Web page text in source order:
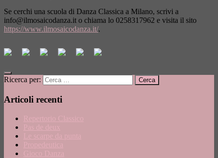
Se cerchi una scuola di Danza Classica a Milano, scrivi a
info@ilmosaicodanza.it o chiama lo 0258317962 e visita il sito
https://www.ilmosaicodanza.it/.
Ricerca per:
Articoli recenti
Repertorio Classico
Pas de deux
Le scarpe da punta
Propedeutica
Gioco Danza